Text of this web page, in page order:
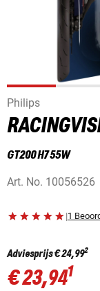
Philips
GT200 H7 55W
Art. No. 10056526
|1
Adviesprijs€ 24,992
€ 23,941